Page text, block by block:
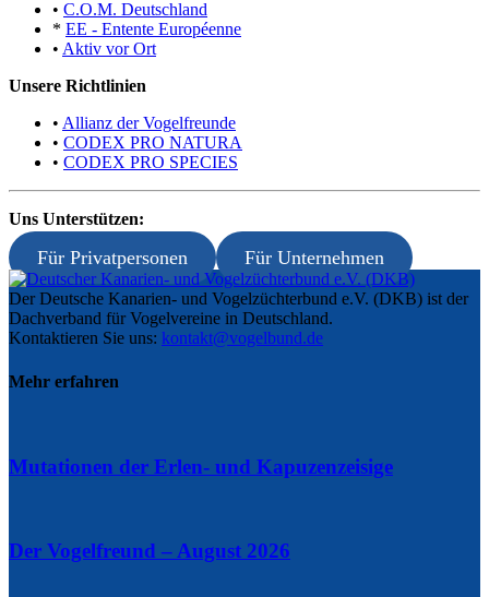
• C.O.M. Deutschland
* EE - Entente Européenne
• Aktiv vor Ort
Unsere Richtlinien
• Allianz der Vogelfreunde
• CODEX PRO NATURA
• CODEX PRO SPECIES
Uns Unterstützen:
Für Privatpersonen Für Unternehmen
Der Deutsche Kanarien- und Vogelzüchterbund e.V. (DKB) ist der
Dachverband für Vogelvereine in Deutschland.
Kontaktieren Sie uns: kontakt@vogelbund.de
Mehr erfahren
Mutationen der Erlen- und Kapuzenzeisige
Der Vogelfreund – August 2026